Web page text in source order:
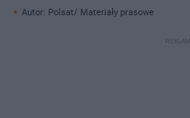
Autor: Polsat/ Materiały prasowe